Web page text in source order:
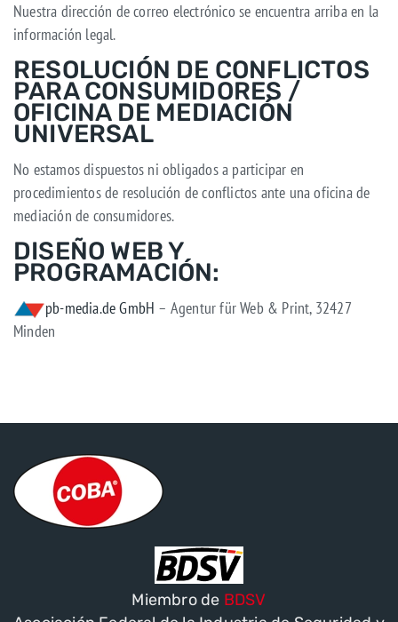
Nuestra dirección de correo electrónico se encuentra arriba en la
información legal.
RESOLUCIÓN DE CONFLICTOS
PARA CONSUMIDORES /
OFICINA DE MEDIACIÓN
UNIVERSAL
No estamos dispuestos ni obligados a participar en
procedimientos de resolución de conflictos ante una oficina de
mediación de consumidores.
DISEÑO WEB Y
PROGRAMACIÓN:
pb-media.de GmbH – Agentur für Web & Print, 32427
Minden
Miembro de BDSV